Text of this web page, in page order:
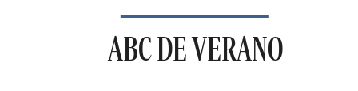
ABC DE VERANO